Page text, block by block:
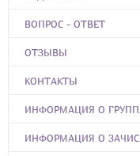
ВОПРОС - ОТВЕТ
ОТЗЫВЫ
КОНТАКТЫ
ИНФОРМАЦИЯ О
ИНФОРМАЦИЯ О